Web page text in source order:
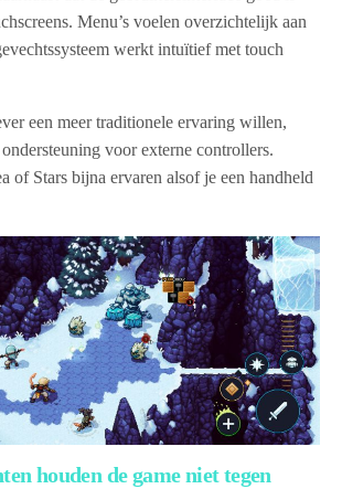
Menu’s voelen overzichtelijk aan
werkt intuïtief met touch
een meer traditionele ervaring willen,
voor externe controllers.
of Stars bijna ervaren alsof je een handheld
houden de game niet tegen